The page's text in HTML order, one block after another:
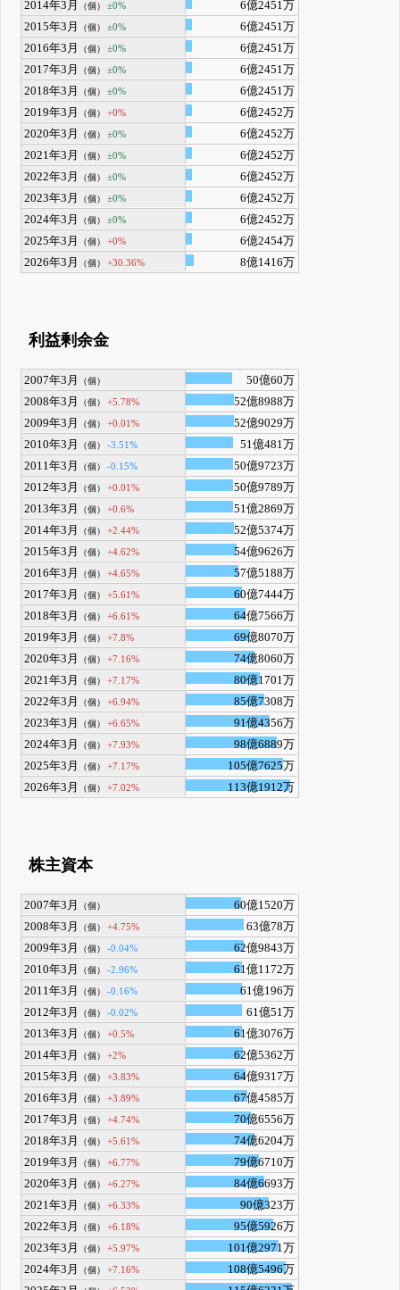
2014年3月 （個） ±0%
6億2451万
2015年3月
（個） ±0%
6億2451万
2016年3月
（個） ±0%
6億2451万
2017年3月
（個） ±0%
6億2451万
2018年3月
（個） ±0%
6億2451万
2019年3月
（個） +0%
6億2452万
2020年3月
（個） ±0%
6億2452万
2021年3月
（個） ±0%
6億2452万
2022年3月
（個） ±0%
6億2452万
2023年3月
（個） ±0%
6億2452万
2024年3月
（個） ±0%
6億2452万
2025年3月
（個） +0%
6億2454万
2026年3月
（個） +30.36% 8億1416万
利益剰余金
2007年3月 （個）
50億60万
2008年3月
（個） +5.78%
52億8988万
2009年3月
（個） +0.01%
52億9029万
2010年3月
（個） -3.51%
51億481万
2011年3月
（個） -0.15%
50億9723万
2012年3月
（個） +0.01%
50億9789万
2013年3月
（個） +0.6%
51億2869万
2014年3月
（個） +2.44%
52億5374万
2015年3月
（個） +4.62%
54億9626万
2016年3月
（個） +4.65%
57億5188万
2017年3月
（個） +5.61%
60億7444万
2018年3月
（個） +6.61%
64億7566万
2019年3月
（個） +7.8%
69億8070万
2020年3月
（個） +7.16%
74億8060万
2021年3月
（個） +7.17%
80億1701万
2022年3月
（個） +6.94%
85億7308万
2023年3月
（個） +6.65%
91億4356万
2024年3月
（個） +7.93%
98億6889万
2025年3月
（個） +7.17%
105億7625万
2026年3月
（個） +7.02% 113億1912万
株主資本
2007年3月 （個）
60億1520万
2008年3月
（個） +4.75%
63億78万
2009年3月
（個） -0.04%
62億9843万
2010年3月
（個） -2.96%
61億1172万
2011年3月
（個） -0.16%
61億196万
2012年3月
（個） -0.02%
61億51万
2013年3月
（個） +0.5%
61億3076万
2014年3月
（個） +2%
62億5362万
2015年3月
（個） +3.83%
64億9317万
2016年3月
（個） +3.89%
67億4585万
2017年3月
（個） +4.74%
70億6556万
2018年3月
（個） +5.61%
74億6204万
2019年3月
（個） +6.77%
79億6710万
2020年3月
（個） +6.27%
84億6693万
2021年3月
（個） +6.33%
90億323万
2022年3月
（個） +6.18%
95億5926万
2023年3月
（個） +5.97%
101億2971万
2024年3月
（個） +7.16%
108億5496万